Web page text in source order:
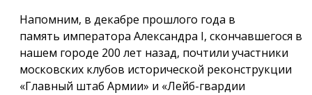
Напомним, в декабре прошлого года в
память императора Александра I, скончавшегося в
нашем городе 200 лет назад, почтили участники
московских клубов исторической реконструкции
«Главный штаб Армии» и «Лейб-гвардии